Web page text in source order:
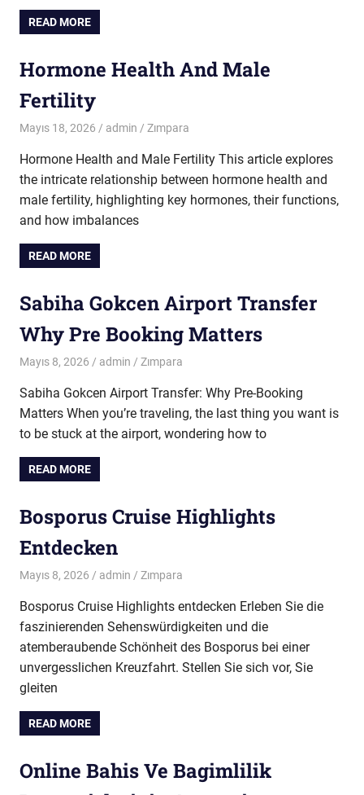
READ MORE
Hormone Health And Male
Fertility
Mayıs 18, 2026 admin Zımpara
Hormone Health and Male Fertility This article explores
the intricate relationship between hormone health and
male fertility, highlighting key hormones, their functions,
and how imbalances
READ MORE
Sabiha Gokcen Airport Transfer
Why Pre Booking Matters
Mayıs 8, 2026 admin Zımpara
Sabiha Gokcen Airport Transfer: Why Pre-Booking
Matters When you’re traveling, the last thing you want is
to be stuck at the airport, wondering how to
READ MORE
Bosporus Cruise Highlights
Entdecken
Mayıs 8, 2026 admin Zımpara
Bosporus Cruise Highlights entdecken Erleben Sie die
faszinierenden Sehenswürdigkeiten und die
atemberaubende Schönheit des Bosporus bei einer
unvergesslichen Kreuzfahrt. Stellen Sie sich vor, Sie
gleiten
READ MORE
Online Bahis Ve Bagimlilik